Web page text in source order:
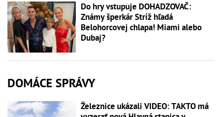
Do hry vstupuje DOHADZOVAČ:
Známy šperkár Stríž hľadá
Belohorcovej chlapa! Miami alebo
Dubaj?
DOMÁCE SPRÁVY
Železnice ukázali VIDEO: TAKTO má